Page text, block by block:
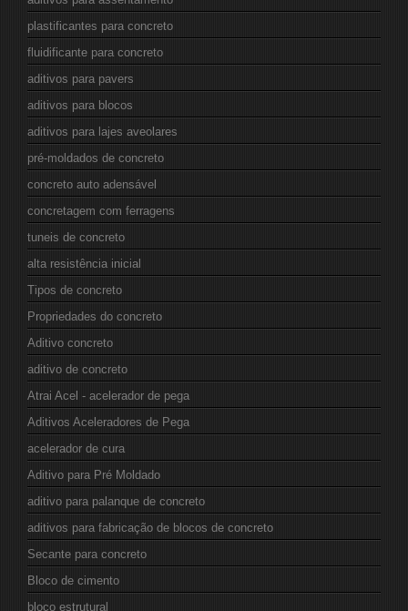
plastificantes para concreto
fluidificante para concreto
aditivos para pavers
aditivos para blocos
aditivos para lajes aveolares
pré-moldados de concreto
concreto auto adensável
concretagem com ferragens
tuneis de concreto
alta resistência inicial
Tipos de concreto
Propriedades do concreto
Aditivo concreto
aditivo de concreto
Atrai Acel - acelerador de pega
Aditivos Aceleradores de Pega
acelerador de cura
Aditivo para Pré Moldado
aditivo para palanque de concreto
aditivos para fabricação de blocos de concreto
Secante para concreto
Bloco de cimento
bloco estrutural